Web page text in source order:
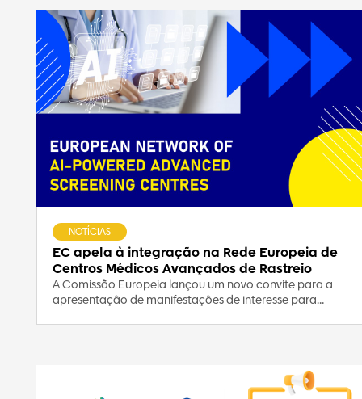
EC apela à integração na Rede Europeia de
Centros Médicos Avançados de Rastreio
NOTÍCIAS
A Comissão Europeia lançou um novo convite para a
apresentação de manifestações de interesse para...